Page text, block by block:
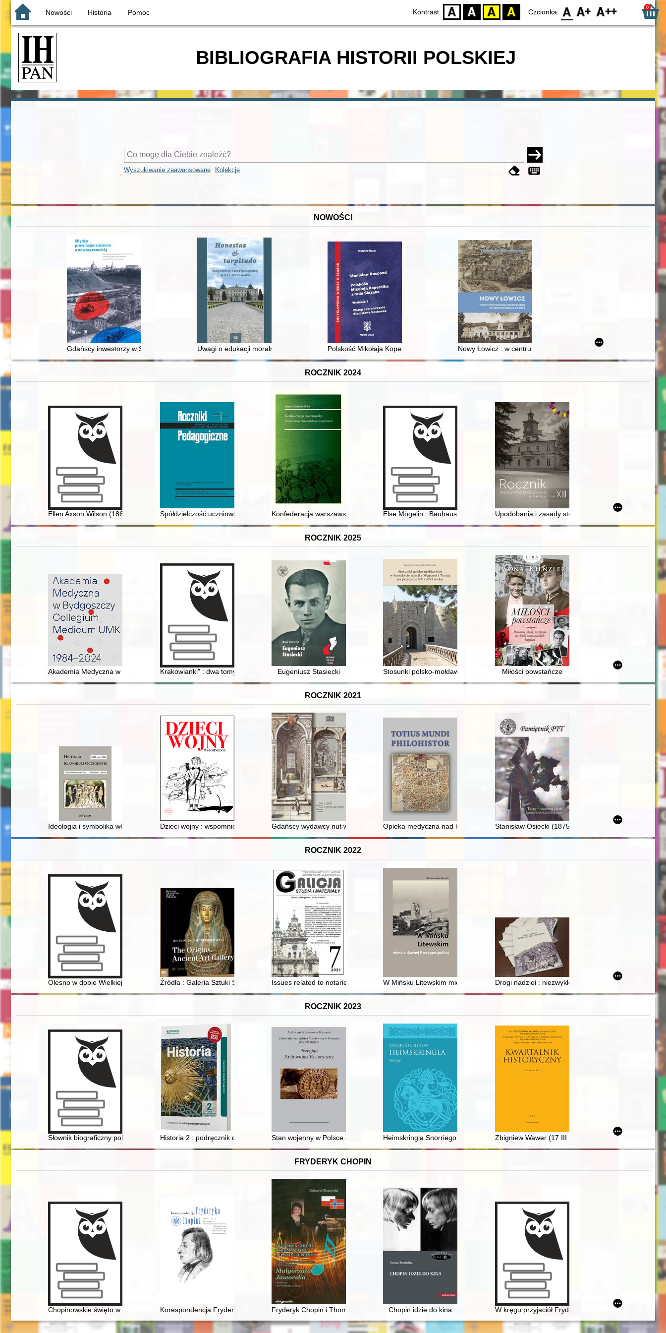
Nowości Historia Pomoc Kontrast: D BW YB BY Czcionka: F0 F1 F2 0
BIBLIOGRAFIA HISTORII POLSKIEJ
Wyszukiwanie zaawansowane Kolekcje
NOWOŚCI
Gdańscy inwestorzy w Sopocie : prestiż finansowy i towarzyski lokalnego mieszczaństwa w 2. poł. XIX w
Uwagi o edukacji moralnej synów szlacheckich w XVI-wiecznej Rzeczypospolitej
Polskość Mikołaja Kopernika z rodu ŚlązakaNowy Łowicz : w centrum poligonu drawskiego od średniowiecza
ROCZNIK 2024
Ellen Axson Wilson (1860-1914) : artystka, która "uczyniła" męża prezydentem USA = Ellen Axson Wilson (1860-1915) : the artist who "made" her husband president of the USA
Spółdzielczość uczniowska w Polsce w okresie międzywojennym i jej walory wychowawcze
Konfederacja warszawska : trudne dzieje obywatelskiego kompromisuElse Mögelin : Bauhaus i duchowość na Pomorzu = Bauhaus und Spiritualität in Pommern
Upodobania i zasady stosowania kolorów w
ROCZNIK 2025
Akademia Medyczna w Bydgoszczy Collegium Medicum UMK : 1984-2024
Krakowianki" : dwa tomy "zadumienia", ale i radości : refleksje = Two volumes of "contemplation", but also of joy : reflections
Eugeniusz Stasiecki Stosunki polsko-mołdawskie w kontekście relacji z Węgrami i Turcją na przełomie XV i
Miłości powstańcze
ROCZNIK 2021
Ideologia i symbolika władzy monarszej w badaniach Aleksandra Gieysztora i Gerarda Labudy
Dzieci wojny : wspomnienia Gdańscy wydawcy nut w XIX i pierwszej połowie XX wiekuOpieka medyczna nad kobietą ciężarną i położnicą w świetle "Cudów y łask za
Stanisław Osiecki (1875-1967) : polityk z pasją -
ROCZNIK 2022
Olesno w dobie Wielkiej Wojny Źródła : Galeria Sztuki Starożytnej : przewodnikIssues related to notaries public's offices in selected Galician law journals
W Mińsku Litewskim mieście dawnej RzeczypospolitejDrogi nadziei : niezwykłe losy sybiraków
ROCZNIK 2023
Słownik biograficzny polskiego obozu narodowego : całość w 40 tomach. T. 27
Historia 2 : podręcznik dla szkół ponadpodstawowych : zakres podstawowy. Cz. 2,
Stan wojenny w Polsce - recenzja] Heimskringla Snorriego Sturlusona : wstępZbigniew Wawer (17 III 1956 - 12 XII 2022)
FRYDERYK CHOPIN
Chopinowskie święto w Dusznikach Korespondencja Fryderyka Chopina. T. 3 cz. 1,Fryderyk Chopin i Thomas Dyke Acland Tellefsen. Polsko-norweskie więzi muzyczne odkrywa pianistka Małgorzata
Chopin idzie do kina W kręgu przyjaciół Fryderyka Chopina - doktor Jan